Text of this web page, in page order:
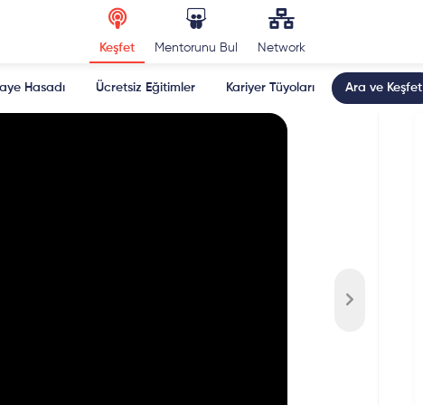
Keşfet Mentorunu Bul Network
Hasadı Ücretsiz Eğitimler Kariyer Tüyoları Ara ve Keşfet